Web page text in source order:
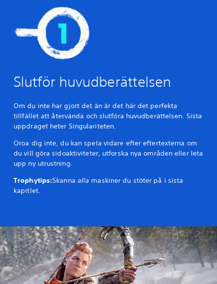
Slutför huvudberättelsen
Om du inte har gjort det än är det här det perfekta
tillfället att återvända och slutföra huvudberättelsen. Sista
uppdraget heter Singulariteten.
Oroa dig inte, du kan spela vidare efter eftertexterna om
du vill göra sidoaktiviteter, utforska nya områden eller leta
upp ny utrustning.
Trophytips:Skanna alla maskiner du stöter på i sista
kapitlet.